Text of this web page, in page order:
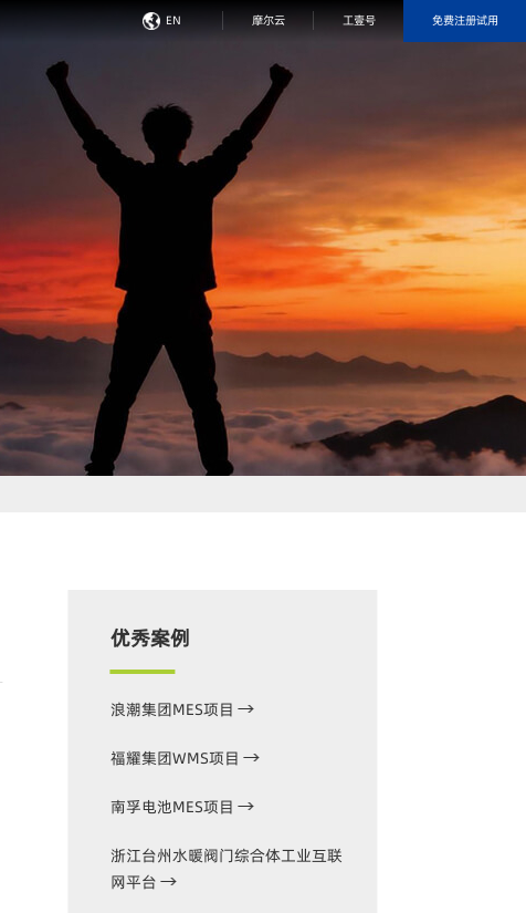
EN 摩尔云 工壹号 免费注册试用
优秀案例
​浪潮集团MES项目
​福耀集团WMS项目
​南孚电池MES项目
浙江台州水暖阀门综合体工业互联
网平台